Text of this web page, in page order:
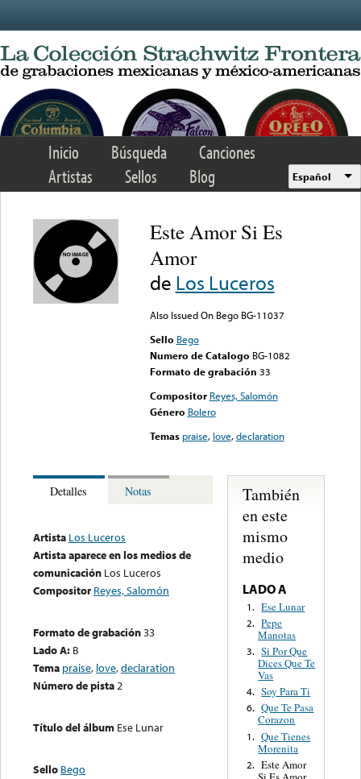
Inicio Búsqueda
Canciones
Artistas
Sellos Blog Español
Este Amor Si Es
Amor
de Los Luceros
Also Issued On Bego BG-11037
Sello Bego
Numero de Catalogo BG-1082
Formato de grabación 33
Compositor Reyes, Salomón
Género Bolero
Temas praise, love,declaration
Detalles Notas
Artista Los Luceros
Artista aparece en los medios de
comunicación Los Luceros
Compositor Reyes, Salomón
Formato de grabación33
Lado A: B
Tema praise, love,declaration
Número de pista2
Título del álbum Ese Lunar
Sello Bego
También
en este
mismo
medio
LADO A
1. Ese Lunar
2. Pepe
Manotas
3. Si Por Que
Dices Que Te
Vas
4. Soy Para Ti
6. Que Te Pasa
Corazon
1. Que Tienes
Morenita
2. Este Amor